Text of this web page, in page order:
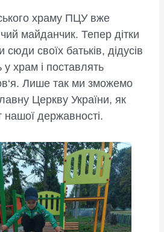
храму ПЦУ вже
майданчик. Тепер дітки
сюди своїх батьків, дідусів
у храм і поставлять
Лише так ми зможемо
Церкву України, як
державності.